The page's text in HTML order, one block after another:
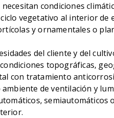
condiciones
vegetativo al interior de
y ornamentales o
del cliente y del
topográficas,
con tratamiento
de ventilación y
semiautomáticos